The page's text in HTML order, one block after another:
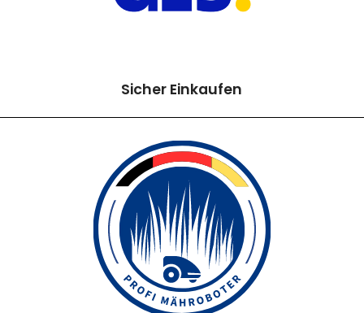
Sicher Einkaufen